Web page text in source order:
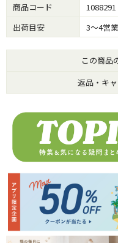
商品コード
1088291
出荷目安
3～4営
この商品
返品・キ